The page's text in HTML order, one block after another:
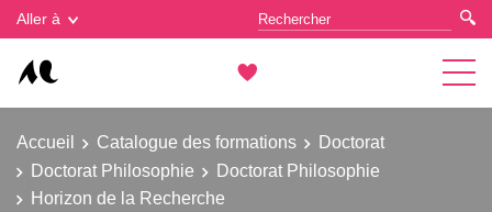
Aller à
Accueil Catalogue des formations
Doctorat
Doctorat Philosophie
Doctorat Philosophie
Horizon de la Recherche
Gestion des cookies